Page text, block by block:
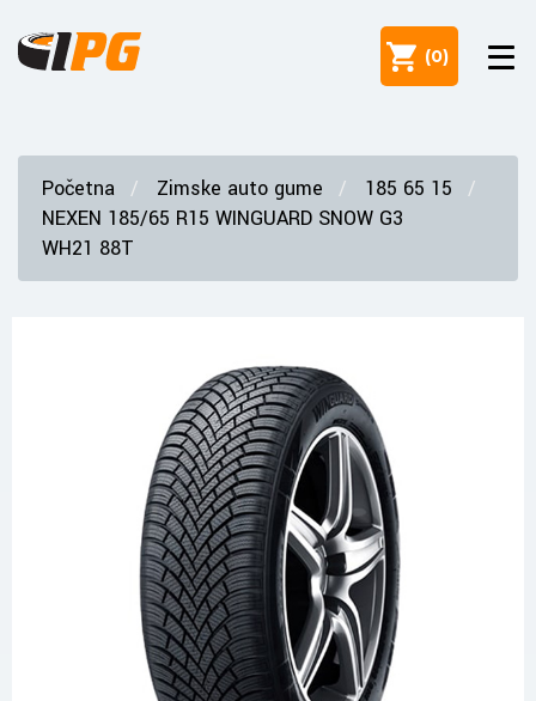
(0)
Početna Zimske auto gume
185 65 15
NEXEN 185/65 R15 WINGUARD SNOW G3
WH21 88T